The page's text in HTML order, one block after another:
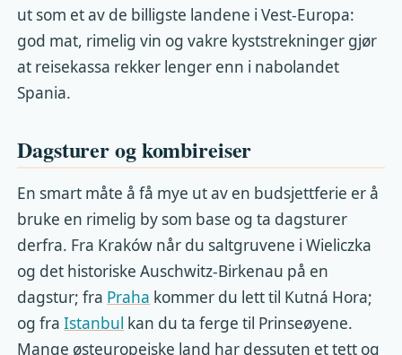
ut som et av de billigste landene i Vest-Europa:
god mat, rimelig vin og vakre kyststrekninger gjør
at reisekassa rekker lenger enn i nabolandet
Spania.
Dagsturer og kombireiser
En smart måte å få mye ut av en budsjettferie er å
bruke en rimelig by som base og ta dagsturer
derfra. Fra Kraków når du saltgruvene i Wieliczka
og det historiske Auschwitz-Birkenau på en
dagstur; fra Praha kommer du lett til Kutná Hora;
og fraIstanbul kan du ta ferge til Prinseøyene.
Mange østeuropeiske land har dessuten et tett og